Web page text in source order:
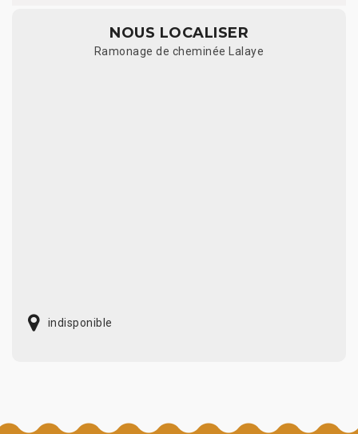
NOUS LOCALISER
Ramonage de cheminée Lalaye
indisponible